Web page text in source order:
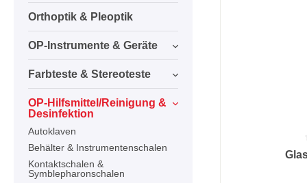
Orthoptik & Pleoptik
OP-Instrumente & Geräte
Farbteste & Stereoteste
OP-Hilfsmittel/Reinigung &
Desinfektion
Autoklaven
Behälter & Instrumentenschalen
Kontaktschalen &
Symblepharonschalen